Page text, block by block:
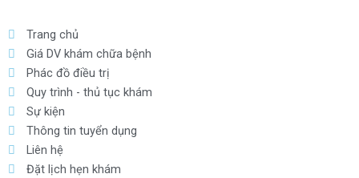
Trang chủ
Giá DV khám chữa bệnh
Phác đồ điều trị
Quy trình - thủ tục khám
Sự kiện
Thông tin tuyển dụng
Liên hệ
Đặt lịch hẹn khám